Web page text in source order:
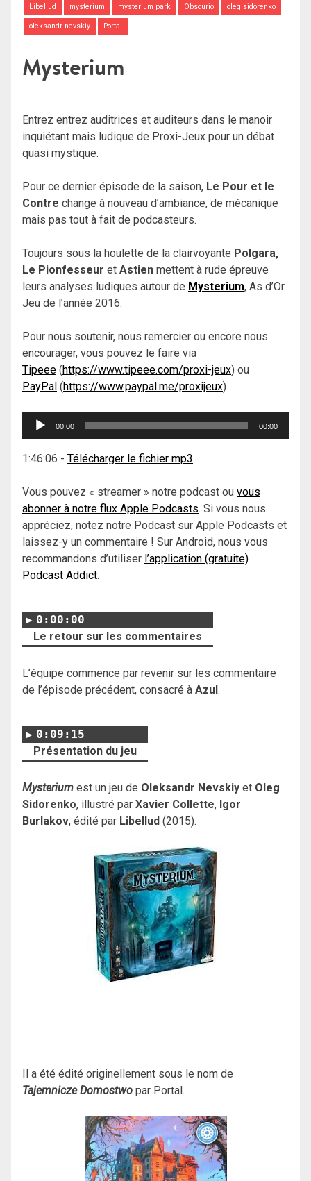
Libellud mysterium mysterium park Obscurio oleg sidorenko
oleksandr nevskiy Portal
Mysterium
Entrez entrez auditrices et auditeurs dans le manoir
inquiétant mais ludique de Proxi-Jeux pour un débat
quasi mystique.
Pour ce dernier épisode de la saison, Le Pour et le
Contre change à nouveau d’ambiance, de mécanique
mais pas tout à fait de podcasteurs.
Toujours sous la houlette de la clairvoyante Polgara,
Le Pionfesseur et Astien mettent à rude épreuve
leurs analyses ludiques autour de Mysterium, As d’Or
Jeu de l’année 2016.
Pour nous soutenir, nous remercier ou encore nous
encourager, vous pouvez le faire via
Tipeee (https://www.tipeee.com/proxi-jeux) ou
PayPal (https://www.paypal.me/proxijeux)
Lecteur
00:00 00:00
1:46:06 - Télécharger le fichier mp3
Vous pouvez « streamer » notre podcast ou vous
abonner à notre flux Apple Podcasts. Si vous nous
appréciez, notez notre Podcast sur Apple Podcasts et
laissez-y un commentaire ! Sur Android, nous vous
recommandons d’utiliser l’application (gratuite)
Podcast Addict.
0:00:00
Le retour sur les commentaires
L’équipe commence par revenir sur les commentaire
de l’épisode précédent, consacré à Azul.
0:09:15
Présentation du jeu
Mysterium est un jeu de Oleksandr Nevskiy et Oleg
Sidorenko, illustré par Xavier Collette, Igor
Burlakov, édité par Libellud (2015).
Il a été édité originellement sous le nom de
Tajemnicze Domostwo par Portal.